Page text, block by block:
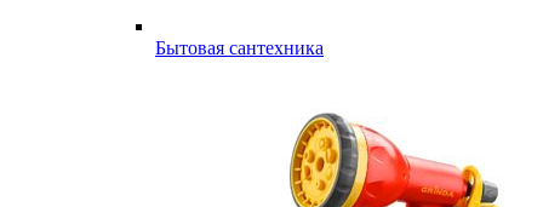
Бытовая сантехника